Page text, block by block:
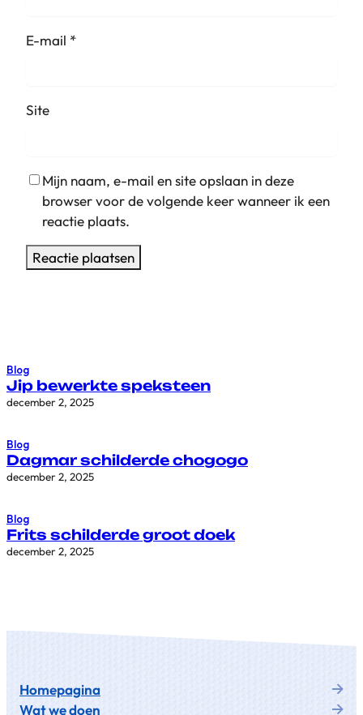
E-mail *
Site
Mijn naam, e-mail en site opslaan in deze
browser voor de volgende keer wanneer ik een
reactie plaats.
Blog
Jip bewerkte speksteen
december 2, 2025
Blog
Dagmar schilderde chogogo
december 2, 2025
Blog
Frits schilderde groot doek
december 2, 2025
Homepagina
Wat we doen